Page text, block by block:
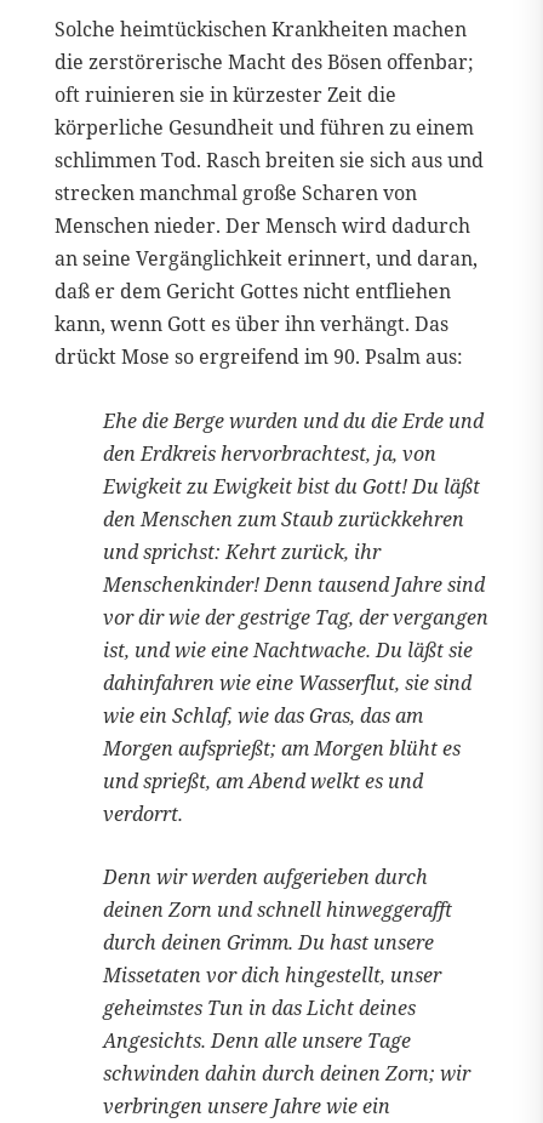
Solche heimtückischen Krankheiten machen
die zerstörerische Macht des Bösen offenbar;
oft ruinieren sie in kürzester Zeit die
körperliche Gesundheit und führen zu einem
schlimmen Tod. Rasch breiten sie sich aus und
strecken manchmal große Scharen von
Menschen nieder. Der Mensch wird dadurch
an seine Vergänglichkeit erinnert, und daran,
daß er dem Gericht Gottes nicht entfliehen
kann, wenn Gott es über ihn verhängt. Das
drückt Mose so ergreifend im 90. Psalm aus:
Ehe die Berge wurden und du die Erde und
den Erdkreis hervorbrachtest, ja, von
Ewigkeit zu Ewigkeit bist du Gott! Du läßt
den Menschen zum Staub zurückkehren
und sprichst: Kehrt zurück, ihr
Menschenkinder! Denn tausend Jahre sind
vor dir wie der gestrige Tag, der vergangen
ist, und wie eine Nachtwache. Du läßt sie
dahinfahren wie eine Wasserflut, sie sind
wie ein Schlaf, wie das Gras, das am
Morgen aufsprießt; am Morgen blüht es
und sprießt, am Abend welkt es und
verdorrt.
Denn wir werden aufgerieben durch
deinen Zorn und schnell hinweggerafft
durch deinen Grimm. Du hast unsere
Missetaten vor dich hingestellt, unser
geheimstes Tun in das Licht deines
Angesichts. Denn alle unsere Tage
schwinden dahin durch deinen Zorn; wir
verbringen unsere Jahre wie ein